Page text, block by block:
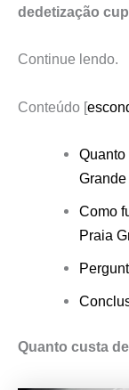
dedetização
Continue lendo.
Conteúdo [
Grande
Como
Praia
Quanto custa